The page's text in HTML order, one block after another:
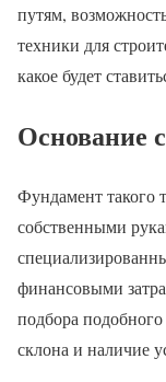
путям,
техники для
какое будет
Основание
Фундамент такого
собственными
финансовыми
подбора
склона и наличие